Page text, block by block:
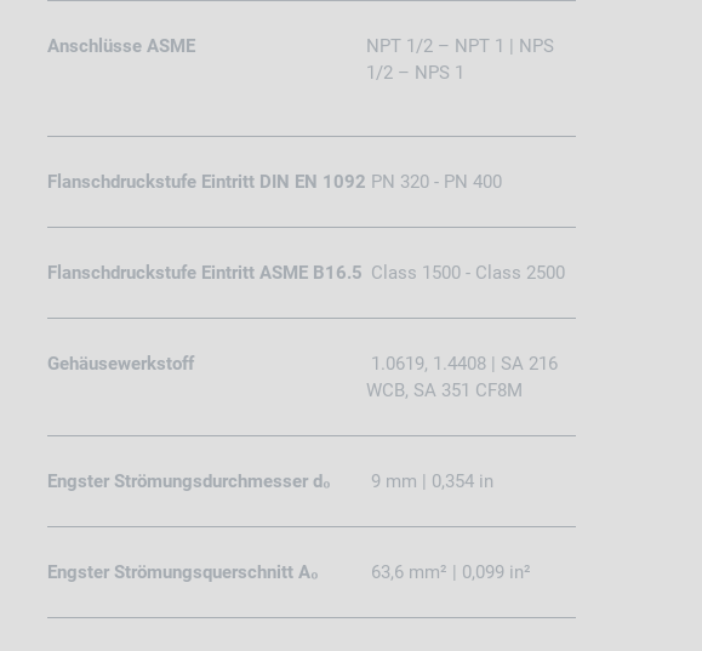
Anschlüsse ASME
NPT 1/2 – NPT 1 | NPS
1/2 – NPS 1
Flanschdruckstufe Eintritt DIN EN 1092 PN 320 - PN 400
Flanschdruckstufe Eintritt ASME B16.5 Class 1500 - Class 2500
Gehäusewerkstoff
1.0619, 1.4408 | SA 216
WCB, SA 351 CF8M
Engster Strömungsdurchmesser d₀ 9 mm | 0,354 in
Engster Strömungsquerschnitt A₀ 63,6 mm² | 0,099 in²